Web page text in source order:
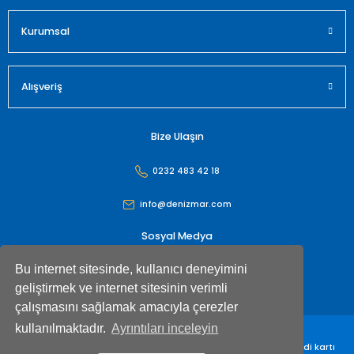
Bu internet sitesinde, kullanıcı deneyimini
geliştirmek ve internet sitesinin verimli
çalışmasını sağlamak amacıyla çerezler
kullanılmaktadır. Ayrıntıları inceleyin
Kurumsal
Alışveriş
Bize Ulaşın
0232 483 42 18
info@denizmar.com
Sosyal Medya
Denizmar İç Dış Ticaret Anonim Şirketi© Tüm hakları saklıdır. Kredi kartı